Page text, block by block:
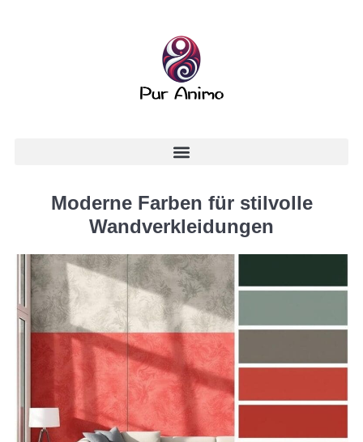
Moderne Farben für stilvolle
Wandverkleidungen